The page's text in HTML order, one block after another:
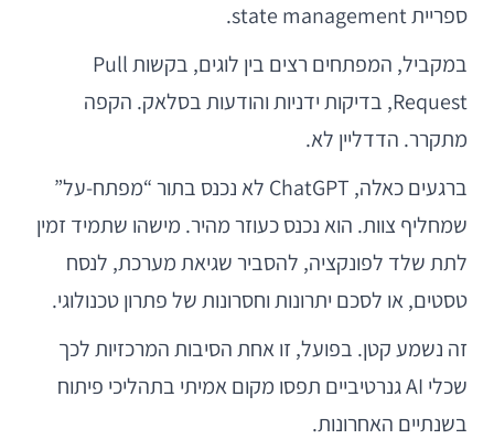
ספריית state management.
במקביל, המפתחים רצים בין לוגים, בקשות Pull
Request, בדיקות ידניות והודעות בסלאק. הקפה
מתקרר. הדדליין לא.
ברגעים כאלה, ChatGPT לא נכנס בתור “מפתח-על”
שמחליף צוות. הוא נכנס כעוזר מהיר. מישהו שתמיד זמין
לתת שלד לפונקציה, להסביר שגיאת מערכת, לנסח
טסטים, או לסכם יתרונות וחסרונות של פתרון טכנולוגי.
זה נשמע קטן. בפועל, זו אחת הסיבות המרכזיות לכך
שכלי AI גנרטיביים תפסו מקום אמיתי בתהליכי פיתוח
בשנתיים האחרונות.